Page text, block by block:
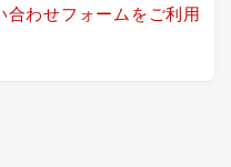
合わせフォームをご利用